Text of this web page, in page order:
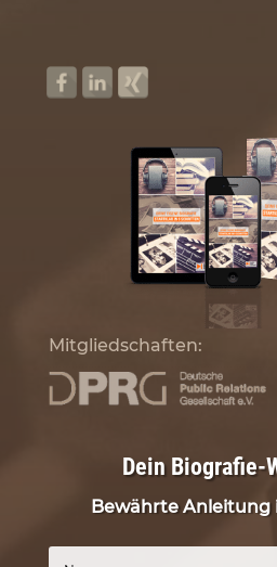
Mitgliedschaften:
Dein Biografie-
Bewährte Anleitung